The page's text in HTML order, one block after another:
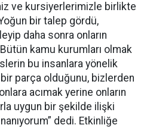
ve kursiyerlerimizle birlikte
Yoğun bir talep gördü,
daha sonra onların
kamu kurumları olmak
bu insanlara yönelik
bir parça olduğunu, bizlerden
acımak yerine onların
uygun bir şekilde ilişki
dedi. Etkinliğe